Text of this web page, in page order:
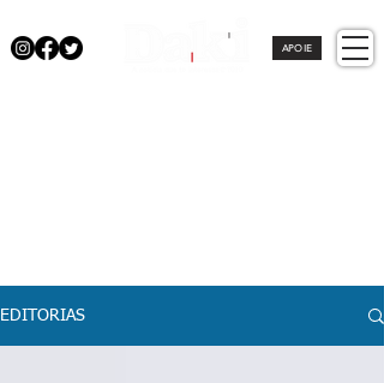
APOIE
EDITORIAS